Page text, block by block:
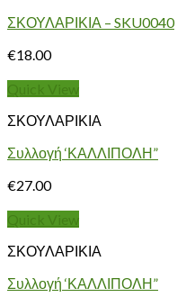
ΣΚΟΥΛΑΡΙΚΙΑ – SKU0040
€18.00
Quick View
ΣΚΟΥΛΑΡΙΚΙΑ
Συλλογή ‘ΚΑΛΛΙΠΟΛΗ”
€27.00
Quick View
ΣΚΟΥΛΑΡΙΚΙΑ
Συλλογή ‘ΚΑΛΛΙΠΟΛΗ”